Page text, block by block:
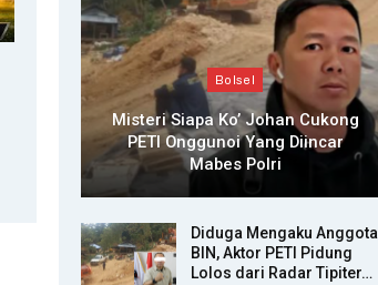
Bolsel
Misteri Siapa Ko’ Johan Cukong
PETI Onggunoi Yang Diincar
Mabes Polri
Diduga Mengaku Anggota
BIN, Aktor PETI Pidung
Lolos dari Radar Tipiter…